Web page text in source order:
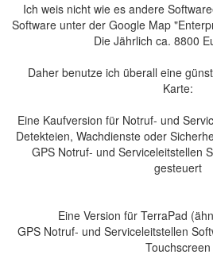
Ich weis nicht wie es andere
Software unter der Google Map
Die Jährlich ca. 8800
Daher benutze ich überall eine
Karte:
Eine Kaufversion für Notruf- und
Detekteien, Wachdienste oder
GPS Notruf- und Serviceleitstellen
gesteuert
Eine Version für TerraPad
GPS Notruf- und Serviceleitstellen
Touchscreen